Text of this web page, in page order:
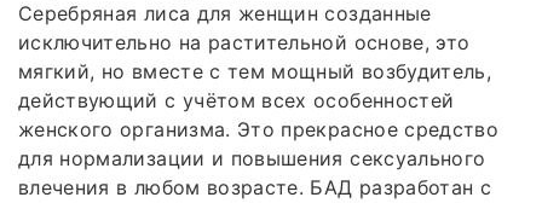
Серебряная лиса для женщин созданные
исключительно на растительной основе, это
мягкий, но вместе с тем мощный возбудитель,
действующий с учётом всех особенностей
женского организма. Это прекрасное средство
для нормализации и повышения сексуального
влечения в любом возрасте. БАД разработан с